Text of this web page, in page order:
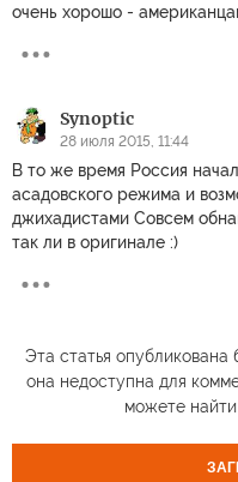
очень хорошо -
Synoptic
28 июля 2015, 11:44
В то же время Россия
асадовского режима и
джихадистами Совсем
так ли в оригинале :)
Эта статья опубликована
она недоступна для
можете